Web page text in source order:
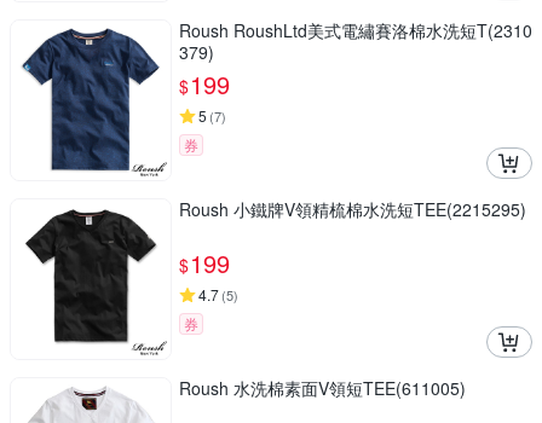
Roush RoushLtd美式電繡賽洛棉水洗短T(2310
379)
$199
5 (7)
券
Roush 小鐵牌V領精梳棉水洗短TEE(2215295)
$199
4.7(5)
券
Roush 水洗棉素面V領短TEE(611005)